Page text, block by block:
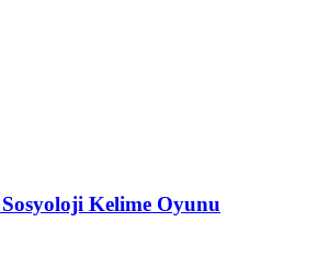
Kelime Oyunu